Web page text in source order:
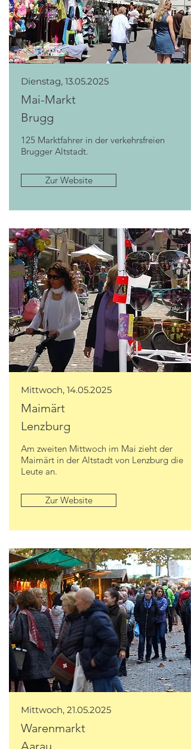
Dienstag, 13.05.2025
Mai-Markt
Brugg
125 Marktfahrer in der verkehrsfreien
Brugger Altstadt.
Zur Website
Mittwoch, 14.05.2025
Maimärt
Lenzburg
Am zweiten Mittwoch im Mai zieht der
Maimärt in der Altstadt von Lenzburg die
Leute an.
Zur Website
Mittwoch, 21.05.2025
Warenmarkt
Aarau